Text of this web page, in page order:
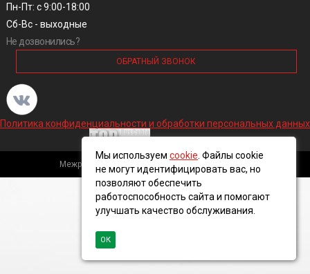
Пн-Пт: с 9:00-18:00
Сб-Вс - выходные
Не дозвонились?
ОБРАТНЫЙ ЗВОНОК
Политика конфиденциальности и обработки персональных данных
Межрегиональная кабельная компания, 2016 ©
Мы используем cookie . Файлы cookie
не могут идентифицировать вас, но
позволяют обеспечить
работоспособность сайта и помогают
улучшать качество обслуживания.
ОК